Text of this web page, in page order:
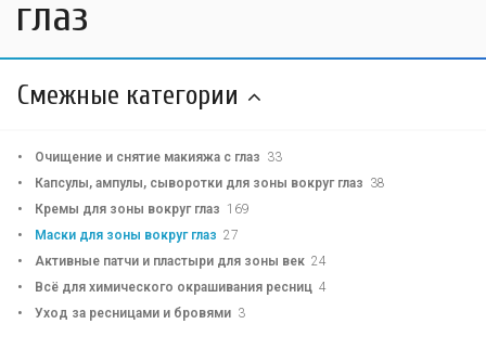
глаз
Смежные категории
Очищение и снятие макияжа с глаз 33
Капсулы, ампулы, сыворотки для зоны вокруг глаз 38
Кремы для зоны вокруг глаз 169
Маски для зоны вокруг глаз 27
Активные патчи и пластыри для зоны век 24
Всё для химического окрашивания ресниц 4
Уход за ресницами и бровями 3